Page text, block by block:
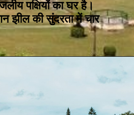
पक्षियों का घर है।
झील की सुंदरता में चार